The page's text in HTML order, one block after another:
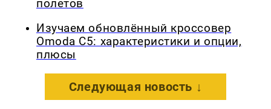
полетов
Изучаем обновлённый кроссовер
Omoda C5: характеристики и опции,
плюсы
Следующая новость ↓